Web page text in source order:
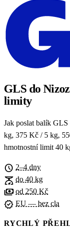
GLS do
limity
Jak poslat balík
kg, 375 Kč / 5 kg,
hmotnostní limit 40
schedule 2–4 dny
scale do 40 kg
payments od 250 Kč
verified EU — bez cla
RYCHLÝ